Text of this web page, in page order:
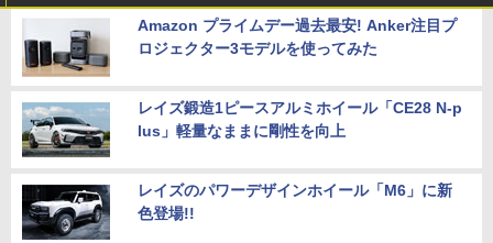
Amazon プライムデー過去最安! Anker注目プ
ロジェクター3モデルを使ってみた
レイズ鍛造1ピースアルミホイール「CE28 N-p
lus」軽量なままに剛性を向上
レイズのパワーデザインホイール「M6」に新
色登場!!